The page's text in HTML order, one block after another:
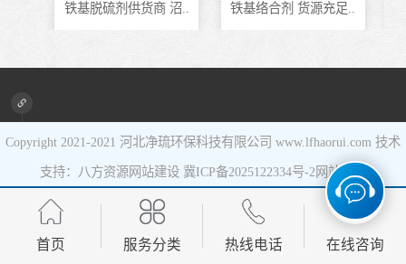
铁基脱硫剂供货商 沼.. 铁基络合剂 货源充足..
Copyright 2021-2021 河北净琉环保科技有限公司 www.lfhaorui.com 技术
支持：八方资源 网站建设 冀ICP备2025122334号-2 网站地图
首页 服务分类 热线电话 在线咨询
类脱硫剂
催化剂